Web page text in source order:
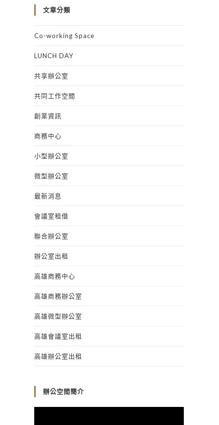
文章分類
Co-working Space
LUNCH DAY
共享辦公室
共同工作空間
創業資訊
商務中心
小型辦公室
微型辦公室
最新消息
會議室租借
聯合辦公室
辦公室出租
高雄商務中心
高雄商務辦公室
高雄微型辦公室
高雄會議室出租
高雄辦公室出租
辦公空間簡介